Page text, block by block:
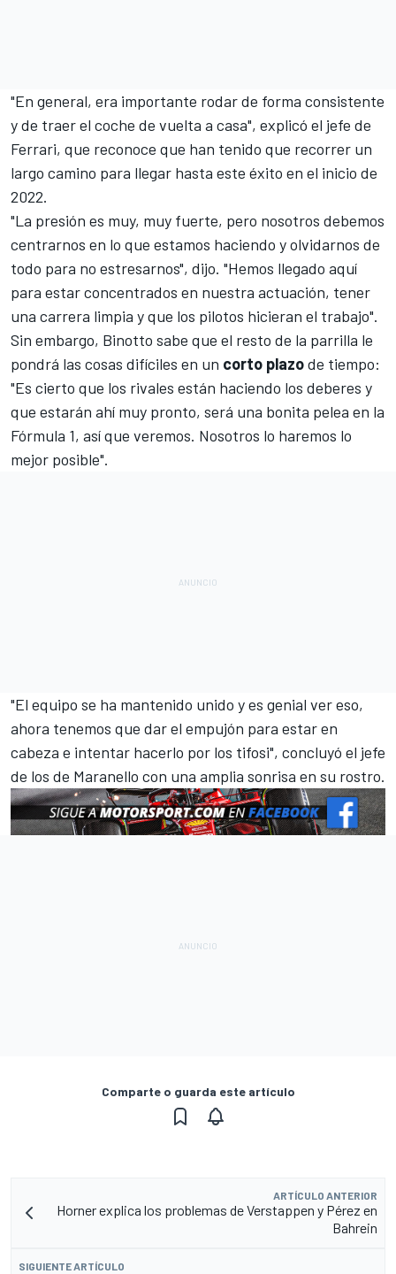
"En general, era importante rodar de forma consistente
y de traer el coche de vuelta a casa", explicó el jefe de
Ferrari, que reconoce que han tenido que recorrer un
largo camino para llegar hasta este éxito en el inicio de
2022.
"La presión es muy, muy fuerte, pero nosotros debemos
centrarnos en lo que estamos haciendo y olvidarnos de
todo para no estresarnos", dijo. "Hemos llegado aquí
para estar concentrados en nuestra actuación, tener
una carrera limpia y que los pilotos hicieran el trabajo".
Sin embargo, Binotto sabe que el resto de la parrilla le
pondrá las cosas difíciles en un corto plazode tiempo:
"Es cierto que los rivales están haciendo los deberes y
que estarán ahí muy pronto, será una bonita pelea en la
Fórmula 1, así que veremos. Nosotros lo haremos lo
mejor posible".
"El equipo se ha mantenido unido y es genial ver eso,
ahora tenemos que dar el empujón para estar en
cabeza e intentar hacerlo por los tifosi", concluyó el jefe
de los de Maranello con una amplia sonrisa en su rostro.
Comparte o guarda este artículo
ARTÍCULO ANTERIOR
Horner explica los problemas de Verstappen y Pérez en
Bahrein
SIGUIENTE ARTÍCULO